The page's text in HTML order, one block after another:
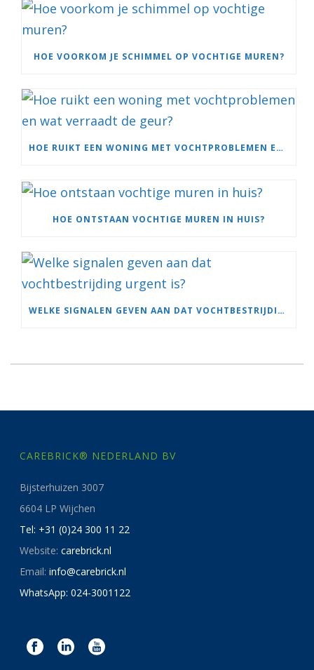
HOE VOORKOM JE SCHIMMEL OP VOCHTIGE MUREN?
HOE RUIKT EEN WONING MET VOCHTPROBLEMEN EN WAT VERRAADT DE GEUR?
HOE ONTSTAAN VOCHTIGE MUREN IN HUIS?
WELKE SIGNALEN GEVEN AAN DAT VOCHTBESTRIJDING URGENT IS?
CAREBRICK® NEDERLAND BV
Bijsterhuizen 3007
6604 LP Wijchen
Tel: +31 (0)24 300 11 22
Website:carebrick.nl
Email:info@carebrick.nl
WhatsApp: 024-3001122